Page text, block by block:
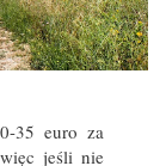
35 euro za
jeśli nie